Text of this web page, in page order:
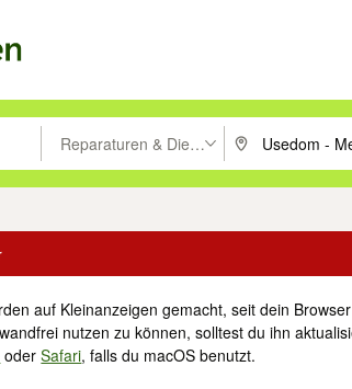
drücken um zu suchen, oder Vorschläge mit
Reparaturen & Dienstleistungen
PLZ oder Ort
auf Kleinanzeigen gemacht, seit dein
nutzen zu können, solltest du ihn
oderSafari, falls du macOS benutzt.